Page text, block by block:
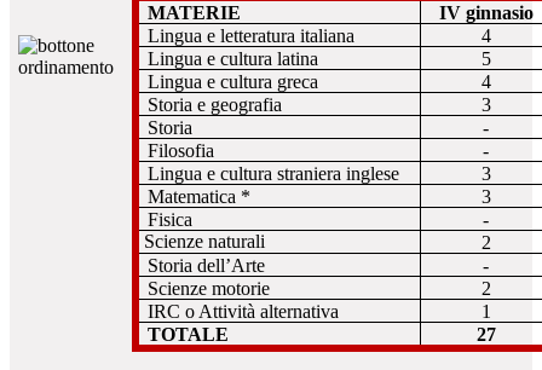
MATERIE
IV ginnasio
Lingua e letteratura italiana
4
Lingua e cultura latina
5
Lingua e cultura greca
4
Storia e geografia
3
Storia
-
Filosofia
-
Lingua e cultura straniera inglese
3
Matematica *
3
Fisica
-
Scienze naturali
2
Storia dell’Arte
-
Scienze motorie
2
IRC o Attività alternativa
1
TOTALE
27